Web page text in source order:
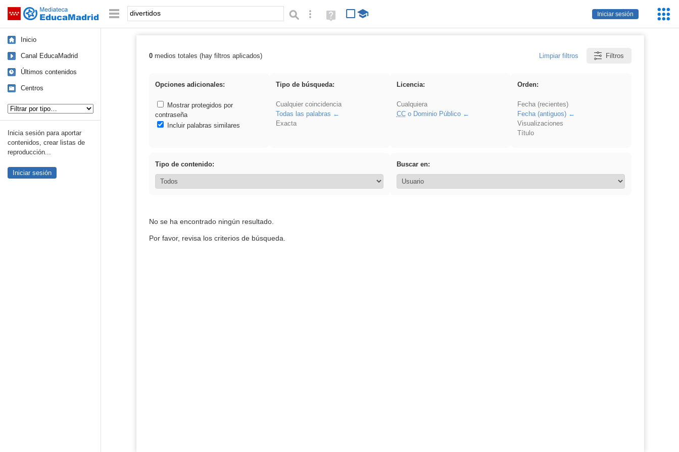
Saltar navegación
Iniciar sesión
Palabra o frase: Búsqueda avanzada
Ayuda
(en
Inicio
Canal EducaMadrid
Últimos contenidos
Centros
Inicia sesión para aportar
contenidos, crear listas de
reproducción...
Iniciar sesión
Resultados de: divertidos
0medios totales (hay filtros aplicados) Limpiar filtros Filtros
Opciones adicionales:
Mostrar protegidos por
contraseña
Incluir palabras similares
Tipo de búsqueda:
Cualquier coincidencia
Todas las palabras
Exacta
Licencia:
Cualquiera
CCo Dominio Público
Orden:
Fecha (recientes)
Fecha (antiguos)
Visualizaciones
Título
Tipo de contenido: Buscar en:
No se ha encontrado ningún resultado.
Por favor, revisa los criterios de búsqueda.